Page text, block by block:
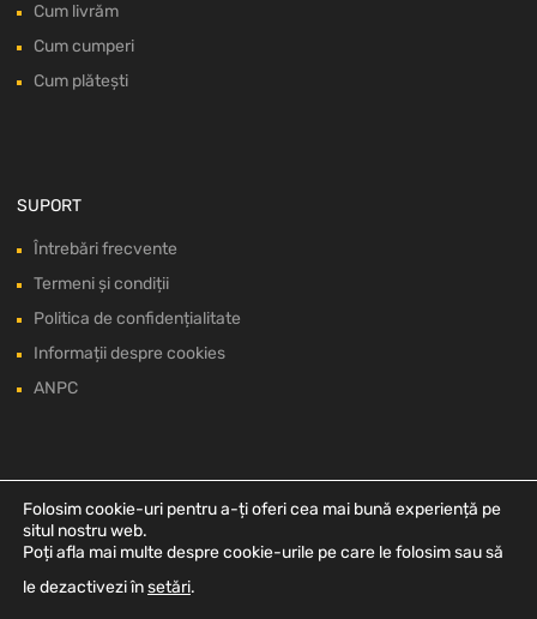
Cum livrăm
Cum cumperi
Cum plătești
SUPORT
Întrebări frecvente
Termeni și condiții
Politica de confidențialitate
Informații despre cookies
ANPC
Folosim cookie-uri pentru a-ți oferi cea mai bună experiență pe
situl nostru web.
Poți afla mai multe despre cookie-urile pe care le folosim sau să
le dezactivezi însetări.